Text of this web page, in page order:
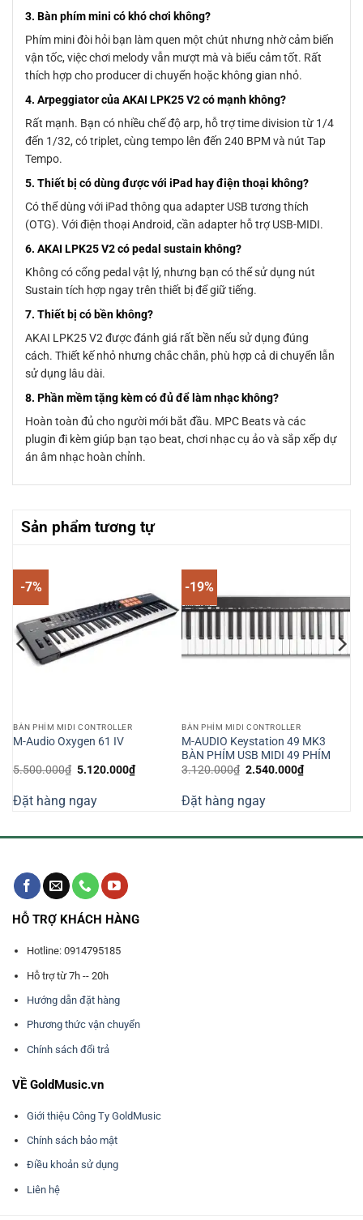
3. Bàn phím mini có khó chơi không?
Phím mini đòi hỏi bạn làm quen một chút nhưng nhờ cảm biến
vận tốc, việc chơi melody vẫn mượt mà và biểu cảm tốt. Rất
thích hợp cho producer di chuyển hoặc không gian nhỏ.
4. Arpeggiator của AKAI LPK25 V2 có mạnh không?
Rất mạnh. Bạn có nhiều chế độ arp, hỗ trợ time division từ 1/4
đến 1/32, có triplet, cùng tempo lên đến 240 BPM và nút Tap
Tempo.
5. Thiết bị có dùng được với iPad hay điện thoại không?
Có thể dùng với iPad thông qua adapter USB tương thích
(OTG). Với điện thoại Android, cần adapter hỗ trợ USB-MIDI.
6. AKAI LPK25 V2 có pedal sustain không?
Không có cổng pedal vật lý, nhưng bạn có thể sử dụng nút
Sustain tích hợp ngay trên thiết bị để giữ tiếng.
7. Thiết bị có bền không?
AKAI LPK25 V2 được đánh giá rất bền nếu sử dụng đúng
cách. Thiết kế nhỏ nhưng chắc chắn, phù hợp cả di chuyển lẫn
sử dụng lâu dài.
8. Phần mềm tặng kèm có đủ để làm nhạc không?
Hoàn toàn đủ cho người mới bắt đầu. MPC Beats và các
plugin đi kèm giúp bạn tạo beat, chơi nhạc cụ ảo và sắp xếp dự
án âm nhạc hoàn chỉnh.
Sản phẩm tương tự
-7%
BÀN PHÍM MIDI CONTROLLER
M-Audio Oxygen 61 IV
5.500.000₫ Giá
5.500.000₫.
5.120.000₫Giá
hiện
5.120.000₫.
Đặt hàng ngay
-19%
BÀN PHÍM MIDI CONTROLLER
M-AUDIO Keystation 49 MK3
BÀN PHÍM USB MIDI 49 PHÍM
3.120.000₫ Giá
3.120.000₫.
2.540.000₫Giá
hiện
Đặt hàng ngay
HỖ TRỢ KHÁCH HÀNG
Hotline: 0914795185
Hỗ trợ từ 7h -- 20h
Hướng dẫn đặt hàng
Phương thức vận chuyển
Chính sách đổi trả
VỀ GoldMusic.vn
Giới thiệu Công Ty GoldMusic
Chính sách bảo mật
Điều khoản sử dụng
Liên hệ